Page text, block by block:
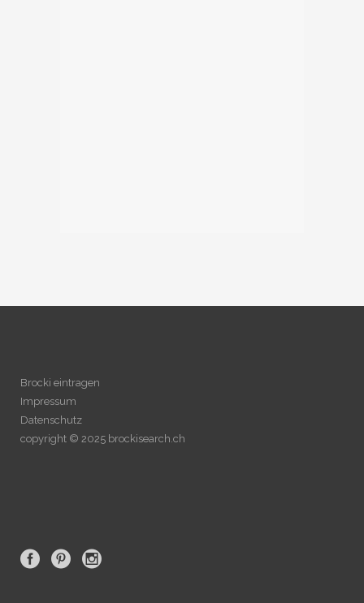
Brocki eintragen
Impressum
Datenschutz
copyright © 2025 brockisearch.ch